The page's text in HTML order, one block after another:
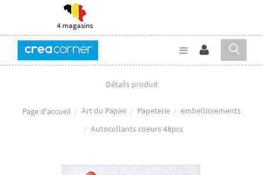
4 magasins
Détails produit
Page d'accueil Art du Papier Papeterie
embellissements
Autocollants coeurs 48pcs